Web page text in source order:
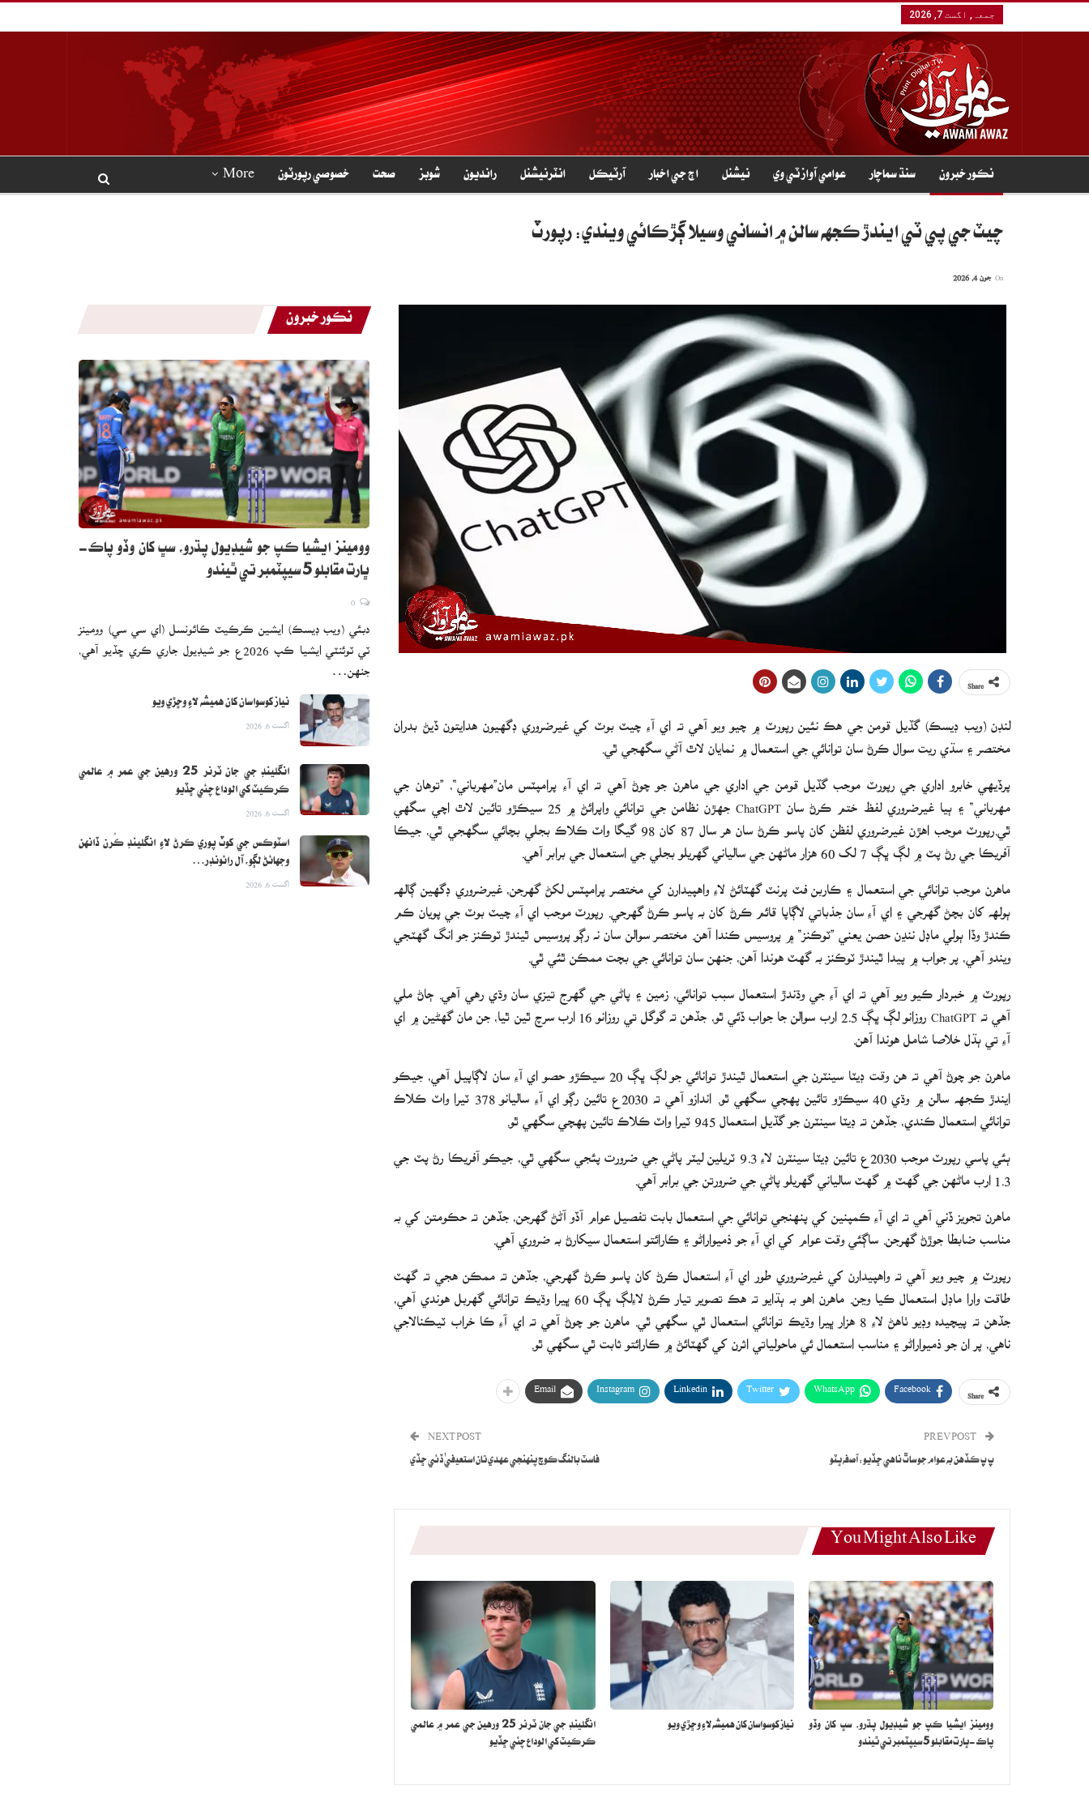
جمعہ, اگست 7, 2026
نڪور خبرون سنڌ سماچار عوامي آواز ٽي وي نيشنل اڄ جي اخبار آرٽيڪل انٽرنيشنل رانديون شوبز صحت خصوصي رپورٽون More
چيٽ جي پي ٽي ايندڙ ڪجهه سالن ۾ انساني وسيلا ڳڙڪائي ويندي: رپورٽ
لنڊن (ويب ڊيسڪ) گڏيل قومن جي هڪ نئين رپورٽ ۾ چيو ويو آهي ته اي آءِ چيٽ بوٽ کي غيرضروري ڊگهيون هدايتون ڏيڻ بدران
مختصر ۽ سڌي ريت سوال ڪرڻ سان توانائي جي استعمال ۾ نمايان لاٿ آڻي سگهجي ٿي.
پرڏيهي خابرو اداري جي رپورٽ موجب گڏيل قومن جي اداري جي ماهرن جو چوڻ آهي ته اي آءِ پرامپٽس مان”مهرباني“، ”توهان جي
مهرباني“ ۽ ٻيا غيرضروري لفظ ختم ڪرڻ سان ChatGPT جهڙن نظامن جي توانائي واپرائڻ ۾ 25 سيڪڙو تائين لاٿ اچي سگهي
ٿي.رپورٽ موجب اهڙن غيرضروري لفظن کان پاسو ڪرڻ سان هر سال 87 کان 98 گيگا واٽ ڪلاڪ بجلي بچائي سگهجي ٿي، جيڪا
آفريڪا جي رڻ پٽ ۾ لڳ ڀڳ 7 لک 60 هزار ماڻهن جي سالياني گهريلو بجلي جي استعمال جي برابر آهي.
ماهرن موجب توانائي جي استعمال ۽ ڪاربن فٽ پرنٽ گهٽائڻ لاءِ واهپيدارن کي مختصر پرامپٽس لکڻ گهرجن، غيرضروري ڊگهين ڳالهه
ٻولهه کان بچڻ گهرجي ۽ اي آءِ سان جذباتي لاڳاپا قائم ڪرڻ کان به پاسو ڪرڻ گهرجي. رپورٽ موجب اي آءِ چيٽ بوٽ جي پويان ڪم
ڪندڙ وڏا ٻولي ماڊل ننڍن حصن يعني ”ٽوڪنز“ ۾ پروسيس ڪندا آهن. مختصر سوالن سان نه رڳو پروسيس ٿيندڙ ٽوڪنز جو انگ گهٽجي
ويندو آهي، پر جواب ۾ پيدا ٿيندڙ ٽوڪنز به گهٽ هوندا آهن، جنهن سان توانائي جي بچت ممڪن ٿئي ٿي.
رپورٽ ۾ خبردار ڪيو ويو آهي ته اي آءِ جي وڌندڙ استعمال سبب توانائي، زمين ۽ پاڻي جي گهرج تيزي سان وڌي رهي آهي. ڄاڻ ملي
آهي ته ChatGPT روزانو لڳ ڀڳ 2.5 ارب سوالن جا جواب ڏئي ٿو، جڏهن ته گوگل تي روزانو 16 ارب سرچ ٿين ٿيا، جن مان گهڻين ۾ اي
آءِ تي ٻڌل خلاصا شامل هوندا آهن.
ماهرن جو چوڻ آهي ته هن وقت ڊيٽا سينٽرن جي استعمال ٿيندڙ توانائي جو لڳ ڀڳ 20 سيڪڙو حصو اي آءِ سان لاڳاپيل آهي، جيڪو
ايندڙ ڪجهه سالن ۾ وڌي 40 سيڪڙو تائين پهچي سگهي ٿو. اندازو آهي ته 2030ع تائين رڳو اي آءِ ساليانو 378 ٽيرا واٽ ڪلاڪ
توانائي استعمال ڪندي، جڏهن ته ڊيٽا سينٽرن جو گڏيل استعمال 945 ٽيرا واٽ ڪلاڪ تائين پهچي سگهي ٿو.
ٻئي پاسي رپورٽ موجب 2030ع تائين ڊيٽا سينٽرن لاءِ 9.3 ٽريلين ليٽر پاڻي جي ضرورت پئجي سگهي ٿي، جيڪو آفريڪا رڻ پٽ جي
ماهرن تجويز ڏني آهي ته اي آءِ ڪمپنين کي پنهنجي توانائي جي استعمال بابت تفصيل عوام آڏو آڻڻ گهرجن، جڏهن ته حڪومتن کي به
مناسب ضابطا جوڙڻ گهرجن. ساڳئي وقت عوام کي اي آءِ جو ذميواراڻو ۽ ڪارائتو استعمال سيکارڻ به ضروري آهي.
رپورٽ ۾ چيو ويو آهي ته واهپيدارن کي غيرضروري طور اي آءِ استعمال ڪرڻ کان پاسو ڪرڻ گهرجي، جڏهن ته ممڪن هجي ته گهٽ
طاقت وارا ماڊل استعمال ڪيا وڃن. ماهرن اهو به ٻڌايو ته هڪ تصوير تيار ڪرڻ لاءِلڳ ڀڳ 60 ڀيرا وڌيڪ توانائي گهربل هوندي آهي،
جڏهن ته پيچيده وڊيو ٺاهڻ لاءِ 8 هزار ڀيرا وڌيڪ توانائي استعمال ٿي سگهي ٿي. ماهرن جو چوڻ آهي ته اي آءِ ڪا خراب ٽيڪنالاجي
ناهي، پر ان جو ذميواراڻو ۽ مناسب استعمال ئي ماحولياتي اثرن کي گهٽائڻ ۾ ڪارائتو ثابت ٿي سگهي ٿو.
Facebook
WhatsApp
Twitter
Linkedin
Instagram
Email
پ پ ڪڏهن به عوام جو ساٿ ناهي ڇڏيو: آصفه ڀٽو
NEXT POST
فاسٽ بالنگ ڪوچ پنهنجي عهدي تان استعيفيٰ ڏئي ڇڏي
You Might Also Like
وومينز ايشيا ڪپ جو شيڊيول پڌرو، سڀ کان وڏو
پاڪ-ڀارت مقابلو 5 سيپٽمبر تي ٿيندو
نياز کوسواسان کان هميشه لاءِ وڇڙي ويو
انگلينڊ جي جان ٽرنر 25 ورهين جي عمر ۾ عالمي
ڪرڪيٽ کي الوداع چئي ڇڏيو
نڪور خبرون
وومينز ايشيا ڪپ جو شيڊيول پڌرو، سڀ کان وڏو پاڪ-
ڀارت مقابلو 5 سيپٽمبر تي ٿيندو
دبئي (ويب ڊيسڪ) ايشين ڪرڪيٽ ڪائونسل (اي سي سي) وومينز
ٽي ٽوئنٽي ايشيا ڪپ 2026ع جو شيڊيول جاري ڪري ڇڏيو آهي،
نياز کوسواسان کان هميشه لاءِ وڇڙي ويو
اگست 6, 2026
انگلينڊ جي جان ٽرنر 25 ورهين جي عمر ۾ عالمي
ڪرڪيٽ کي الوداع چئي ڇڏيو
اگست 6, 2026
اسٽوڪس جي کوٽ پوري ڪرڻ لاءِ انگلينڊ ڪُرن ڏانهن
وجهائڻ لڳو، آل رائونڊر…
اگست 6, 2026